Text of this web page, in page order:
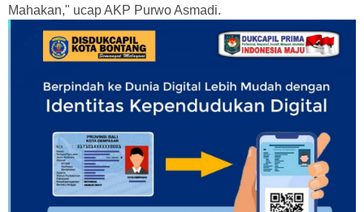
Mahakan," ucap AKP Purwo Asmadi.